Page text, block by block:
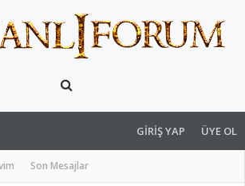
Son Mesajlar
GIRIŞ YAP ÜYE OL